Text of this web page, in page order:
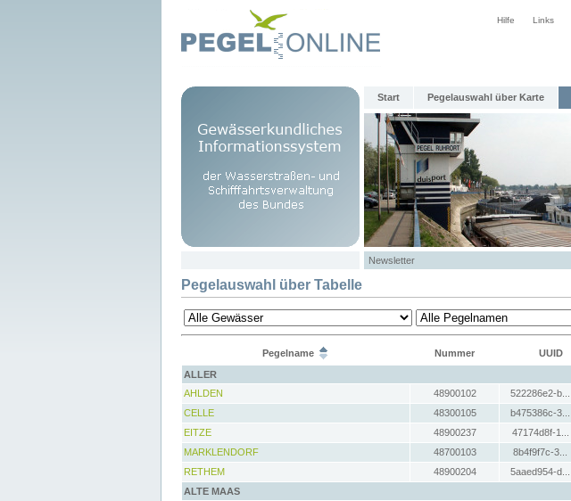
Hilfe Links
Start Pegelauswahl über Karte
Newsletter
Pegelauswahl über Tabelle
Pegelname Nummer UUID
ALLER
AHLDEN
48900102 522286e2-b...
CELLE
48300105 b475386c-3...
EITZE
48900237 47174d8f-1...
MARKLENDORF
48700103 8b4f9f7c-3...
RETHEM
48900204 5aaed954-d...
ALTE MAAS